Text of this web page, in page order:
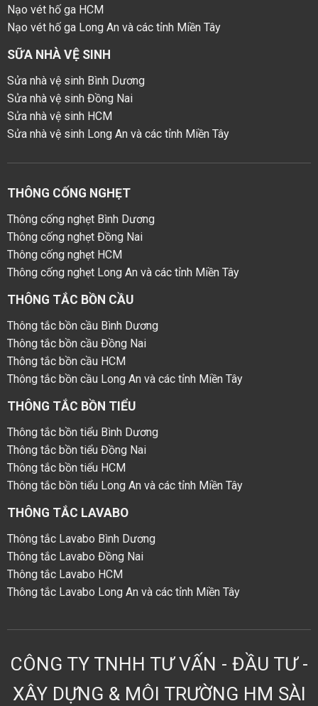
Nạo vét hố ga HCM
Nạo vét hố ga Long An và các tỉnh Miền Tây
SỮA NHÀ VỆ SINH
Sửa nhà vệ sinh Bình Dương
Sửa nhà vệ sinh Đồng Nai
Sửa nhà vệ sinh HCM
Sửa nhà vệ sinh Long An và các tỉnh Miền Tây
THÔNG CỐNG NGHẸT
Thông cống nghẹt Bình Dương
Thông cống nghẹt Đồng Nai
Thông cống nghẹt HCM
Thông cống nghẹt Long An và các tỉnh Miền Tây
THÔNG TẮC BỒN CẦU
Thông tắc bồn cầu Bình Dương
Thông tắc bồn cầu Đồng Nai
Thông tắc bồn cầu HCM
Thông tắc bồn cầu Long An và các tỉnh Miền Tây
THÔNG TẮC BỒN TIỂU
Thông tắc bồn tiểu Bình Dương
Thông tắc bồn tiểu Đồng Nai
Thông tắc bồn tiểu HCM
Thông tắc bồn tiểu Long An và các tỉnh Miền Tây
THÔNG TẮC LAVABO
Thông tắc Lavabo Bình Dương
Thông tắc Lavabo Đồng Nai
Thông tắc Lavabo HCM
Thông tắc Lavabo Long An và các tỉnh Miền Tây
CÔNG TY TNHH TƯ VẤN - ĐẦU TƯ -
XÂY DỰNG & MÔI TRƯỜNG HM SÀI